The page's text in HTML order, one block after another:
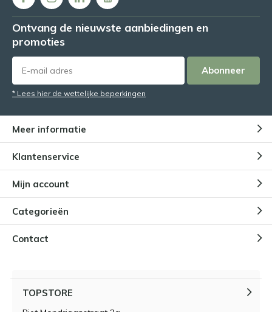
Ontvang de nieuwste aanbiedingen en
promoties
Abonneer
* Lees hier de wettelijke beperkingen
Meer informatie
Klantenservice
Mijn account
Categorieën
Contact
TOPSTORE